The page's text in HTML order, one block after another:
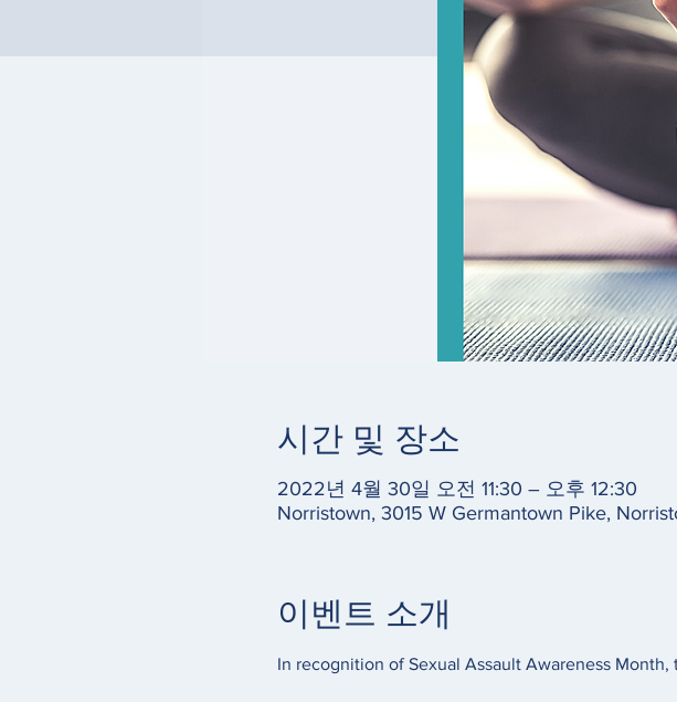
시간 및 장소
2022년 4월 30일 오전 11:30 – 오후 12:30
Norristown, 3015 W Germantown Pike,
이벤트 소개
In recognition of Sexual Assault Awareness